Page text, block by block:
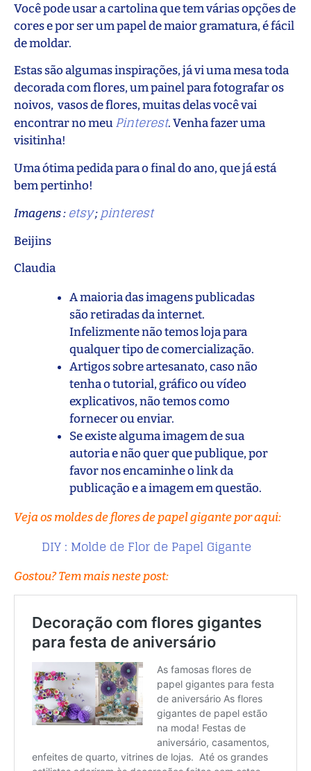
Você pode usar a cartolina que tem várias opções de
cores e por ser um papel de maior gramatura, é fácil
de moldar.
Estas são algumas inspirações, já vi uma mesa toda
decorada com flores, um painel para fotografar os
noivos, vasos de flores, muitas delas você vai
encontrar no meuPinterest. Venha fazer uma
visitinha!
Uma ótima pedida para o final do ano, que já está
bem pertinho!
Imagens : etsy;pinterest
Beijins
Claudia
A maioria das imagens publicadas
são retiradas da internet.
Infelizmente não temos loja para
qualquer tipo de comercialização.
Artigos sobre artesanato, caso não
tenha o tutorial, gráfico ou vídeo
explicativos, não temos como
fornecer ou enviar.
Se existe alguma imagem de sua
autoria e não quer que publique, por
favor nos encaminhe o link da
publicação e a imagem em questão.
Veja os moldes de flores de papel gigante por aqui:
DIY : Molde de Flor de Papel Gigante
Gostou? Tem mais neste post: